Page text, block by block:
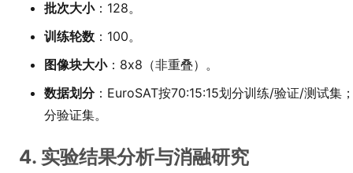
批次大小：128。
训练轮数 ：100。
图像块大小：8x8（非重叠）。
数据划分：EuroSAT按70:15:15划分训练/验证/测试集
分验证集。
4. 实验结果分析与消融研究